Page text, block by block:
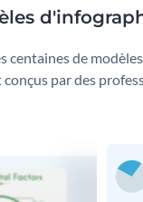
centaines de
par des